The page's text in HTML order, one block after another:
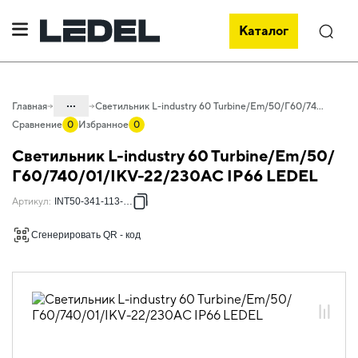
Каталог Поиск
Главная ...
Проектное освещение LEDEL
Светильники для промышленного
Общепромышленное освещение
Светильник L-industry 60 Turbine/Em/50/Г60/740/01/IKV-22/230AC IP66 LEDEL
Сравнение 0 Избранное 0
Светильник L-industry 60 Turbine/Em/50/
Г60/740/01/IKV-22/230AC IP66 LEDEL
Артикул: INT50-341-113-181
Сгенерировать QR - код